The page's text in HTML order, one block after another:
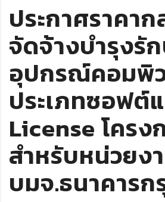
ประกาศราคา
จัดจ้างบำรุงรั
อุปกรณ์คอมพิ
ประเภทซอฟต์
License โครง
สำหรับหน่วยง
บมจ.ธนาคารก